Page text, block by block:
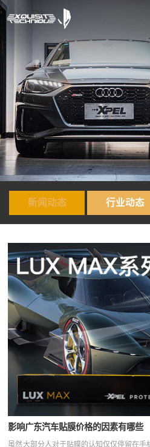
新闻动态 行业动态
影响广东汽车贴膜价格的因素有哪些
虽然大部分人对于贴膜的认知仅仅停留在手